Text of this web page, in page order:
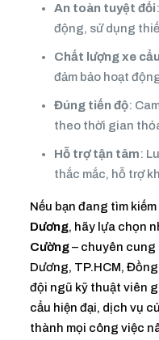
An toàn tuyệt đối
động, sử dụng
Chất lượng xe cẩu
đảm bảo hoạt
Đúng tiến độ:
theo thời gian
Hỗ trợ tận tâm:
thắc mắc, hỗ trợ
Nếu bạn đang tìm kiếm
Dương, hãy lựa chọn
Cường– chuyên cung
Dương, TP.HCM,
đội ngũ kỹ thuật viên
cẩu hiện đại, dịch vụ
thành mọi công việc